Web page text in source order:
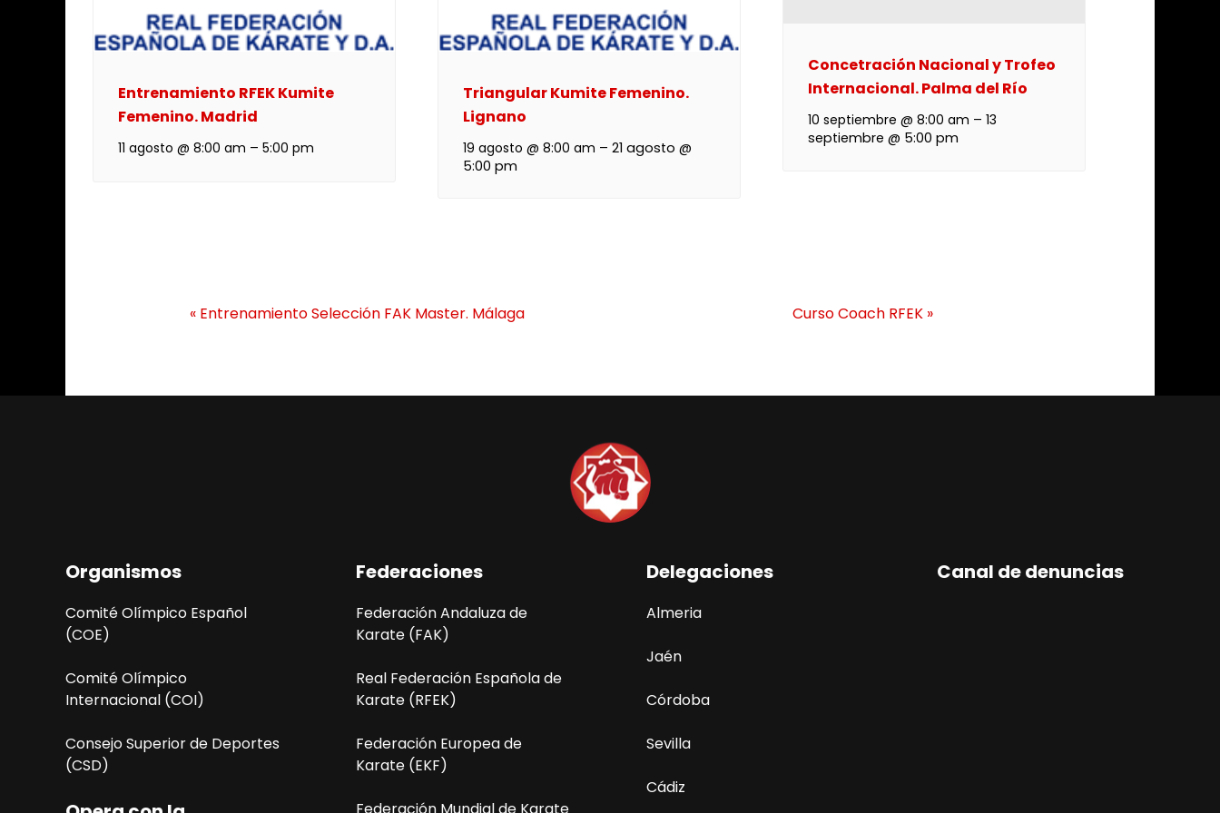
Entrenamiento RFEK Kumite
Femenino. Madrid
11 agosto @ 8:00 am – 5:00 pm
Triangular Kumite Femenino.
Lignano
19 agosto @ 8:00 am – 21 agosto @
5:00 pm
Concetración Nacional y Trofeo
Internacional. Palma del Río
10 septiembre @ 8:00 am – 13
septiembre @ 5:00 pm
v
i
ó
n
d
e
l
E
«Entrenamiento Selección FAK Master. Málaga Curso Coach RFEK »
Organismos
Comité Olímpico Español
(COE)
Comité Olímpico
Internacional (COI)
Consejo Superior de Deportes
(CSD)
Federaciones
Federación Andaluza de
Karate (FAK)
Real Federación Española de
Karate (RFEK)
Federación Europea de
Karate (EKF)
Delegaciones
Almeria
Jaén
Córdoba
Sevilla
Cádiz
Canal de denuncias